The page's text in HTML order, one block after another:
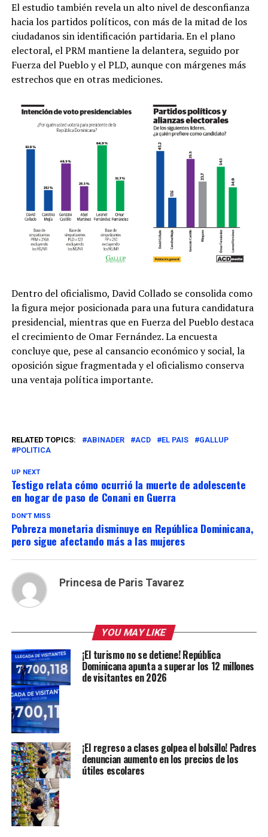
El estudio también revela un alto nivel de desconfianza
hacia los partidos políticos, con más de la mitad de los
ciudadanos sin identificación partidaria. En el plano
electoral, el PRM mantiene la delantera, seguido por
Fuerza del Pueblo y el PLD, aunque con márgenes más
estrechos que en otras mediciones.
Dentro del oficialismo, David Collado se consolida como
la figura mejor posicionada para una futura candidatura
presidencial, mientras que en Fuerza del Pueblo destaca
el crecimiento de Omar Fernández. La encuesta
concluye que, pese al cansancio económico y social, la
oposición sigue fragmentada y el oficialismo conserva
una ventaja política importante.
RELATED TOPICS: ABINADER ACD EL PAIS
GALLUP
POLITICA
UP NEXT
Testigo relata cómo ocurrió la muerte de adolescente
en hogar de paso de Conani en Guerra
DON'T MISS
Pobreza monetaria disminuye en República Dominicana,
pero sigue afectando más a las mujeres
Princesa de Paris Tavarez
YOU MAY LIKE
¡El turismo no se detiene! República
Dominicana apunta a superar los 12 millones
de visitantes en 2026
¡El regreso a clases golpea el bolsillo! Padres
denuncian aumento en los precios de los
útiles escolares